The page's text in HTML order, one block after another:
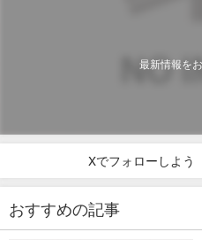
最新情報を
Xでフォローしよう
おすすめの記事